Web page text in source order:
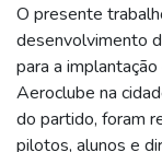
O presente
desenvolvimento
para a
Aeroclube na
do partido, foram
pilotos, alunos e